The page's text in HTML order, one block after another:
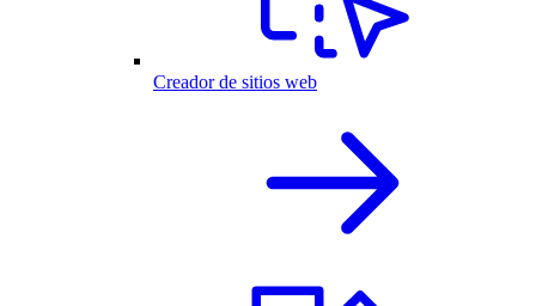
Creador de sitios web